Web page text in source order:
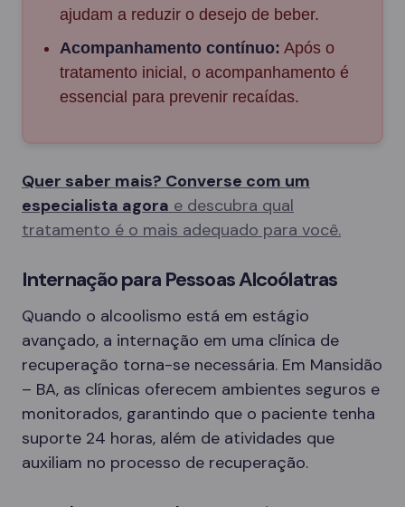
ajudam a reduzir o desejo de beber.
Acompanhamento contínuo: Após o
tratamento inicial, o acompanhamento é
essencial para prevenir recaídas.
Quer saber mais? Converse com um
especialista agora e descubra qual
tratamento é o mais adequado para você.
Internação para Pessoas Alcoólatras
Quando o alcoolismo está em estágio
avançado, a internação em uma clínica de
recuperação torna-se necessária. Em Mansidão
– BA, as clínicas oferecem ambientes seguros e
monitorados, garantindo que o paciente tenha
suporte 24 horas, além de atividades que
auxiliam no processo de recuperação.